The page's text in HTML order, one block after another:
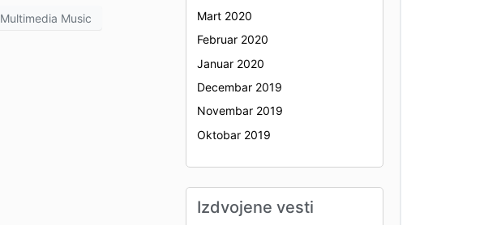
Multimedia Music
Mart 2020
Februar 2020
Januar 2020
Decembar 2019
Novembar 2019
Oktobar 2019
Izdvojene vesti